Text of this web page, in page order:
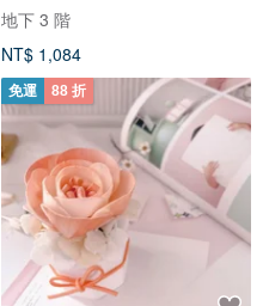
地下 3 階
NT$ 1,084
免運 88 折